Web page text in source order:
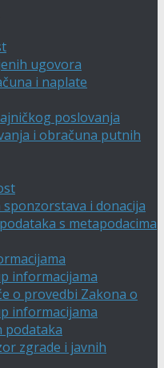
ugovora
i naplate
poslovanja
i obračuna putnih
i donacija
s metapodacima
informacijama
o provedbi Zakona o
informacijama
podataka
zgrade i javnih